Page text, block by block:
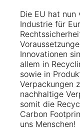
Die EU hat
Industrie für
Innovationen
allem in
sowie in
Verpackungen
nachhaltige
somit die
Carbon
uns Menschen!